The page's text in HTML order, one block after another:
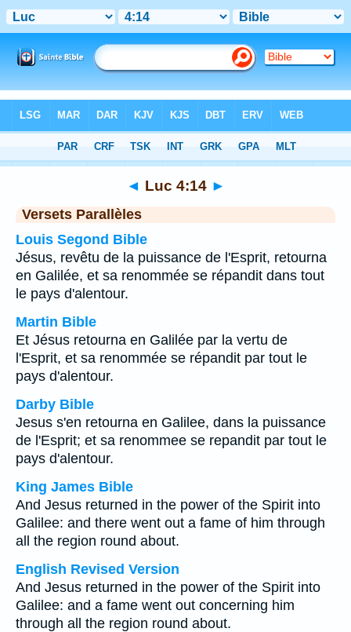
Chapitre 4 > Verset 14
◄ Luc 4:14 ►
Versets Parallèles
Louis Segond Bible
Jésus, revêtu de la puissance de l'Esprit, retourna
en Galilée, et sa renommée se répandit dans tout
le pays d'alentour.
Martin Bible
Et Jésus retourna en Galilée par la vertu de
l'Esprit, et sa renommée se répandit par tout le
pays d'alentour.
Darby Bible
Jesus s'en retourna en Galilee, dans la puissance
de l'Esprit; et sa renommee se repandit par tout le
pays d'alentour.
King James Bible
And Jesus returned in the power of the Spirit into
Galilee: and there went out a fame of him through
all the region round about.
English Revised Version
And Jesus returned in the power of the Spirit into
Galilee: and a fame went out concerning him
through all the region round about.